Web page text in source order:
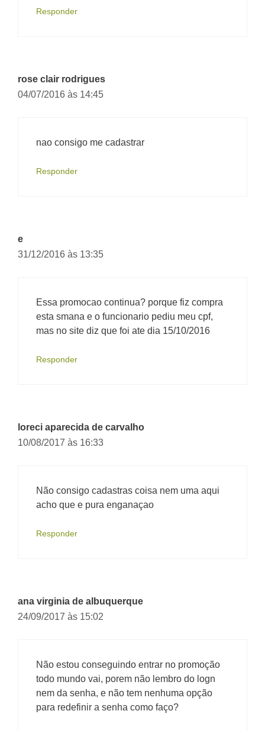
Responder
rose clair rodrigues
04/07/2016 às 14:45
nao consigo me cadastrar
Responder
e
31/12/2016 às 13:35
Essa promocao continua? porque fiz compra
esta smana e o funcionario pediu meu cpf,
mas no site diz que foi ate dia 15/10/2016
Responder
loreci aparecida de carvalho
10/08/2017 às 16:33
Não consigo cadastras coisa nem uma aqui
acho que e pura enganaçao
Responder
ana virginia de albuquerque
24/09/2017 às 15:02
Não estou conseguindo entrar no promoção
todo mundo vai, porem não lembro do logn
nem da senha, e não tem nenhuma opção
para redefinir a senha como faço?